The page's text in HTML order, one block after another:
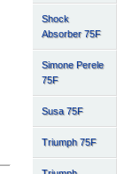
Shock
Absorber 75F
Simone Perele
75F
Susa 75F
Triumph 75F